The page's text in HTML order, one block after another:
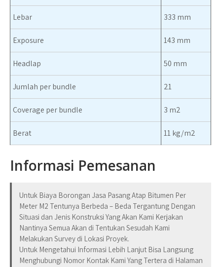
Lebar 333 mm
Exposure 143 mm
Headlap 50 mm
Jumlah per bundle 21
Coverage per bundle 3 m2
Berat 11 kg/m2
Informasi Pemesanan
Untuk Biaya Borongan Jasa Pasang Atap Bitumen Per
Meter M2 Tentunya Berbeda – Beda Tergantung Dengan
Situasi dan Jenis Konstruksi Yang Akan Kami Kerjakan
Nantinya Semua Akan di Tentukan Sesudah Kami
Melakukan Survey di Lokasi Proyek.
Untuk Mengetahui Informasi Lebih Lanjut Bisa Langsung
Menghubungi Nomor Kontak Kami Yang Tertera di Halaman